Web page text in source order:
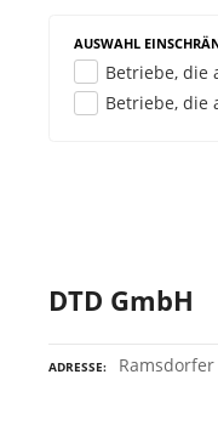
AUSWAHL
Betriebe, die
Betriebe, die
DTD GmbH
ADRESSE Ramsdorfer